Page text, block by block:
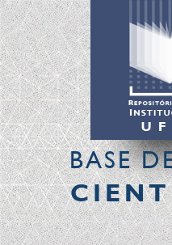
BASE